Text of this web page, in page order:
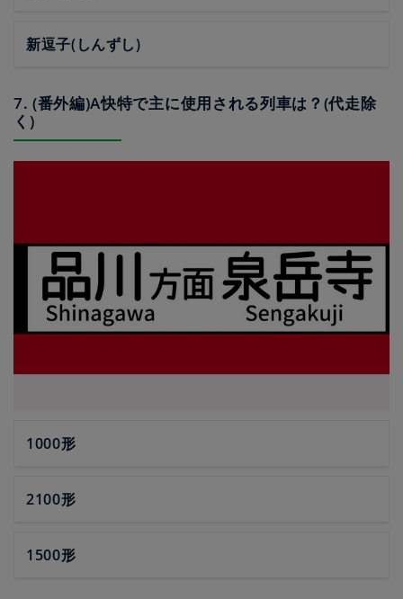
新逗子(しんずし)
7. (番外編)A快特で主に使用される列車は？(代走除
く)
1000形
2100形
1500形